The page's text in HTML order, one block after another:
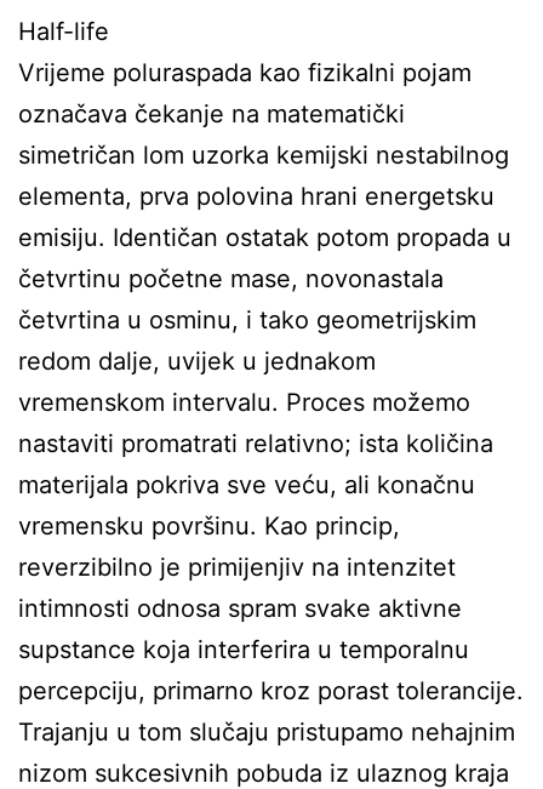
Half-life
Vrijeme poluraspada kao fizikalni pojam
označava čekanje na matematički
simetričan lom uzorka kemijski nestabilnog
elementa, prva polovina hrani energetsku
emisiju. Identičan ostatak potom propada u
četvrtinu početne mase, novonastala
četvrtina u osminu, i tako geometrijskim
redom dalje, uvijek u jednakom
vremenskom intervalu. Proces možemo
nastaviti promatrati relativno; ista količina
materijala pokriva sve veću, ali konačnu
vremensku površinu. Kao princip,
reverzibilno je primijenjiv na intenzitet
intimnosti odnosa spram svake aktivne
supstance koja interferira u temporalnu
percepciju, primarno kroz porast tolerancije.
Trajanju u tom slučaju pristupamo nehajnim
nizom sukcesivnih pobuda iz ulaznog kraja